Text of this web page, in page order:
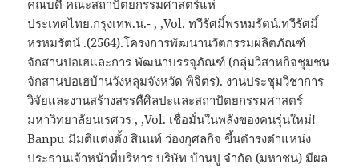
คณบดี คณะสถาปัตยกรรมศาสตร์แห่
ประเทศไทย.กรุงเทพ.น.- , ,Vol. ทวีรัศมิ์พรหมรัตน์.ทวีรัศมิ์
หรหมรัตน์ .(2564).โครงการพัฒนานวัตกรรมผลิตภัณฑ์
จักสานปอเฮและการ พัฒนาบรรจุภัณฑ์ (กลุ่มวิสาหกิจชุมชน
จักสานปอเฮบ้านวังหลุมจังหวัด พิจิตร). งานประชุมวิชาการ
วิจัยและงานสร้างสรรคืศิลปะและสถาปัตยกรรมศาสตร์
มหาวิทยาลัยนเรศวร , ,Vol. เชื่อมั่นในพลังของคนรุ่นใหม่!
Banpu มีมติแต่งตั้ง สินนท์ ว่องกุศลกิจ ขึ้นดำรงตำแหน่ง
ประธานเจ้าหน้าที่บริหาร บริษัท บ้านปู จำกัด (มหาชน) มีผล